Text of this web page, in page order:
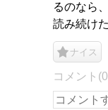
るのなら
読み続け
ナイス
コメント